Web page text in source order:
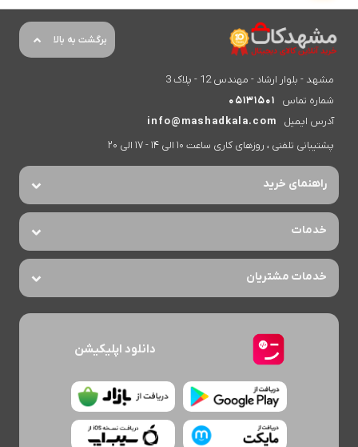
برگشت به بالا
مشهد - بلوار ارشاد - مهندس 12 - پلاک 3
شماره تماس
05131501
آدرس ایمیل
info@mashadkala.com
پشتیبانی تلفنی ، روزهای کاری ساعت 10 الی 14 - 17 الی 20
راهنمای خرید
خدمات
خدمات مشتریان
دانلود اپلیکیشن